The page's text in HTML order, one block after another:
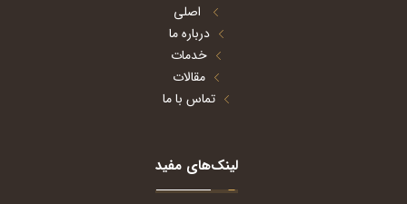
اصلی
درباره ما
خدمات
مقالات
تماس با ما
لینک‌های مفید